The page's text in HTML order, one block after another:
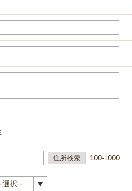
100-1000